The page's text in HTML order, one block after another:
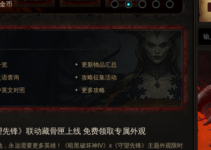
币
览
更新物品汇总
查询
攻略征集活动
文对照 更多攻略
先锋》联动藏骨匣上线 免费领取专属外观
，永远需要更多英雄！《暗黑破坏神IV》x《守望先锋》主题外观限时